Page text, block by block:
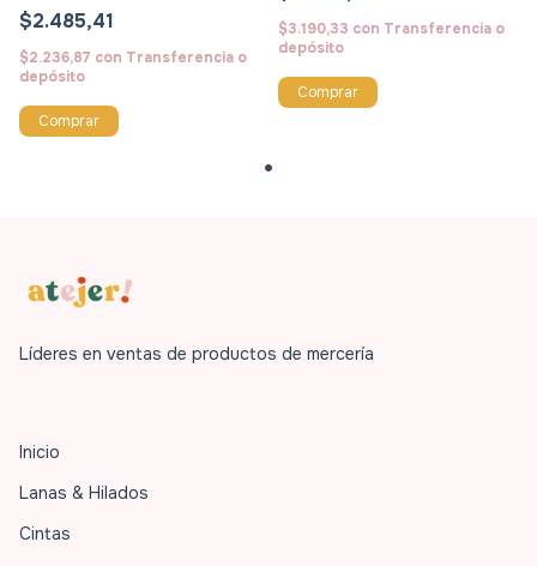
$2.485,41
$2.236,87 con Transferencia o
depósito
Comprar
$3.190,33 con Transferencia o
depósito
Comprar
Líderes en ventas de productos de mercería
Inicio
Lanas & Hilados
Cintas